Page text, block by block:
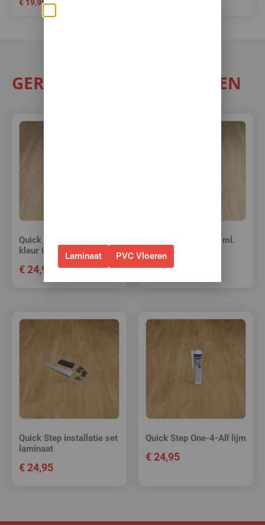
€ 19,95
GERELATEERDE PRODUCTEN
Quick Step Kit 310 ml.
kleur 09
€24,95
Quick Step Kit 310 ml.
€24,95
Quick Step installatie set
laminaat
€24,95
Quick Step One-4-All lijm
€24,95
Laminaat PVC Vloeren